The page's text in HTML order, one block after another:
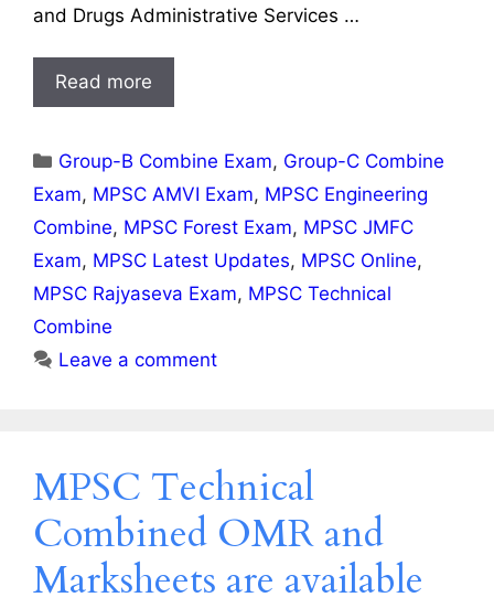
and Drugs Administrative Services …
Read more
Categories
Group-B Combine Exam, Group-C Combine
Exam, MPSC AMVI Exam, MPSC Engineering
Combine, MPSC Forest Exam, MPSC JMFC
Exam, MPSC Latest Updates, MPSC Online,
MPSC Rajyaseva Exam, MPSC Technical
Combine
Leave a comment
MPSC Technical
Combined OMR and
Marksheets are available